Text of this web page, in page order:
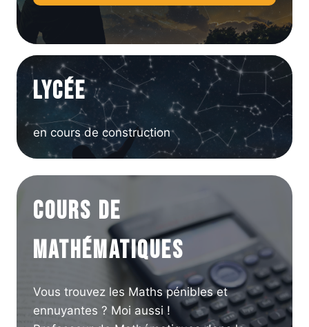
lycée
en cours de construction
Cours de
Mathématiques
Vous trouvez les Maths pénibles et
ennuyantes ? Moi aussi !